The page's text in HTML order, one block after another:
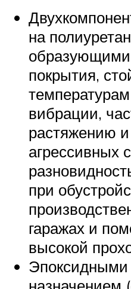
на
покрытия,
вибрации,
растяжению
агрессивных
при
гаражах и
высокой